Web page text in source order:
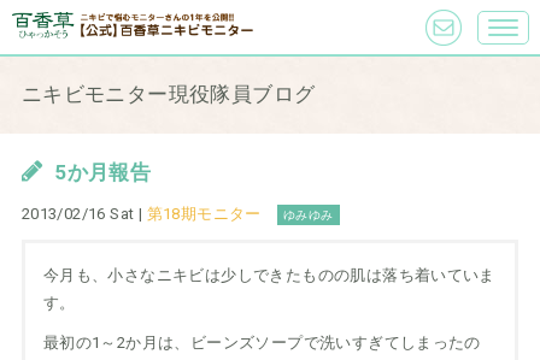
ニキビモニター現役隊員ブログ
5か月報告
2013/02/16 Sat | 第18期モニター ゆみゆみ
今月も、小さなニキビは少しできたものの肌は落ち着いていま
す。
最初の1～2か月は、ビーンズソープで洗いすぎてしまったの